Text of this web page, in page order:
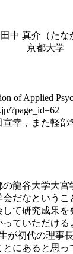
中 真介（たな
京都大学
of Applied
?page_id=62
幸，また軽
谷大学大
だなという
て研究成果
ていただける
初代の理
にあると思